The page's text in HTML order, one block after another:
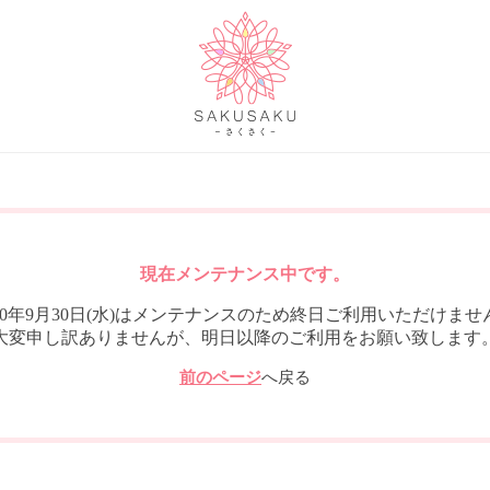
現在メンテナンス中です。
年9月30日(水)はメンテナンスのため終日ご利用いただけませ
変申し訳ありませんが、明日以降のご利用をお願い致します
前のページへ戻る